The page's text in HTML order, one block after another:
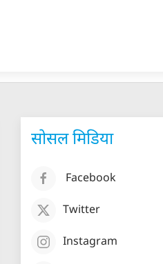
सोसल मिडिया
Facebook
Twitter
Instagram